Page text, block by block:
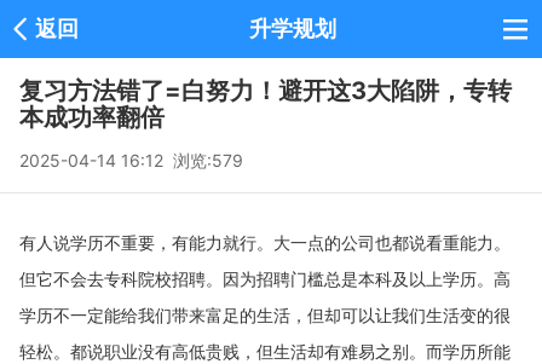
返回 升学规划
复习方法错了=白努力！避开这3大陷阱，专转
本成功率翻倍
2025-04-14 16:12 浏览:579
有人说学历不重要，有能力就行。大一点的公司也都说看重能力。
但它不会去专科院校招聘。因为招聘门槛总是本科及以上学历。高
学历不一定能给我们带来富足的生活，但却可以让我们生活变的很
轻松。都说职业没有高低贵贱，但生活却有难易之别。而学历所能